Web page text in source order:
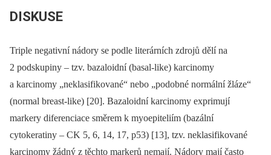
DISKUSE
Triple negativní nádory se podle literárních zdrojů dělí na
2 podskupiny –⁠ tzv. bazaloidní (basal-like) karcinomy
a karcinomy „neklasifikované“ nebo „podobné normální žláze“
(normal breast-like) [20]. Bazaloidní karcinomy exprimují
markery diferenciace směrem k myoepiteliím (bazální
cytokeratiny –⁠ CK 5, 6, 14, 17, p53) [13], tzv. neklasifikované
karcinomy žádný z těchto markerů nemají. Nádory mají často